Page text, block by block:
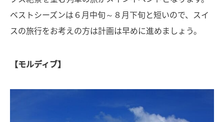
ベストシーズンは６月中旬～８月下旬と短いので、スイ
スの旅行をお考えの方は計画は早めに進めましょう。
【モルディブ】